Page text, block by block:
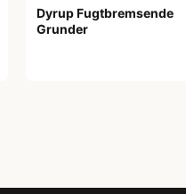
Dyrup Fugtbremsende
Grunder